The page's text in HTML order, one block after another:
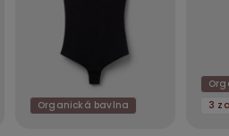
Organická bavlna